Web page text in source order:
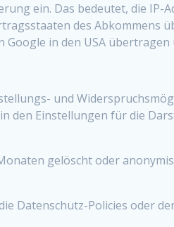
ein. Das bedeutet, die
des Abkommens
Google in den USA
und
den Einstellungen für die
gelöscht oder
Datenschutz-Policies oder